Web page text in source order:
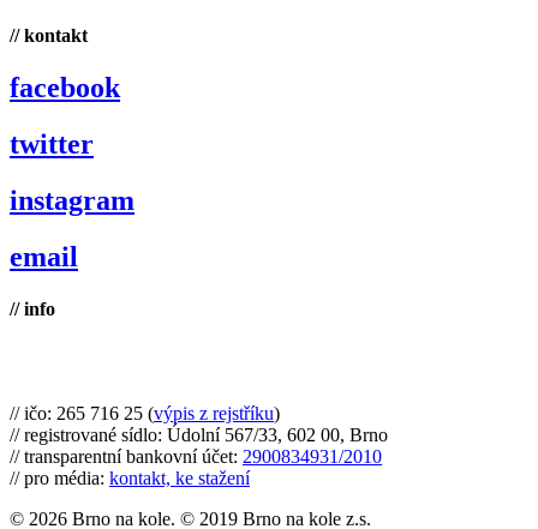
// kontakt
facebook
twitter
instagram
email
// info
// ičo: 265 716 25 (výpis z rejstříku)
// registrované sídlo: Údolní 567/33, 602 00, Brno
// transparentní bankovní účet: 2900834931/2010
// pro média: kontakt, ke stažení
© 2026 Brno na kole. © 2019 Brno na kole z.s.